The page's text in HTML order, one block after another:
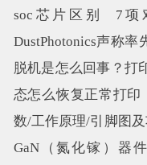
soc芯片区别
7项
DustPhotonics声称
脱机是怎么回事？打
态怎么恢复正常打印
数/工作原理/引脚图
GaN（氮化镓）器